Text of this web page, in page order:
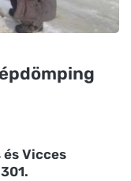
és Vicces